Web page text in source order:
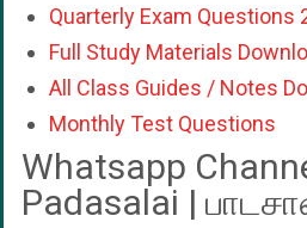
Quarterly Exam Questions
Full Study Materials
All Class Guides / Notes
Monthly Test Questions
Whatsapp
Padasalai |